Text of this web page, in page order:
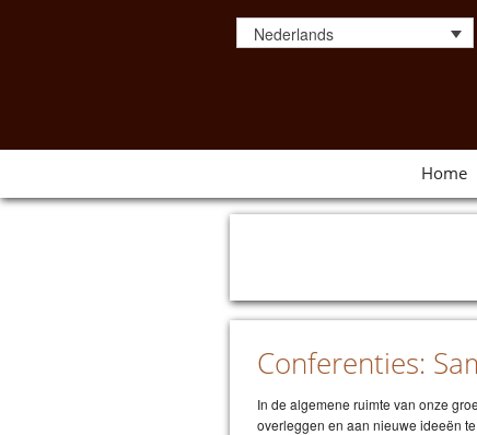
Nederlands
Home
Conferenties:
In de algemene ruimte van onze
overleggen en aan nieuwe ideeën